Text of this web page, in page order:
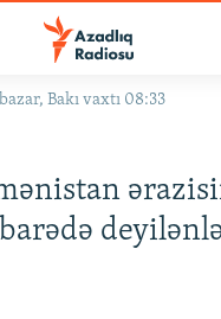
Bakı vaxtı 08:33